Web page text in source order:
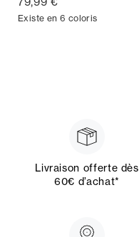
Existe en 6 coloris
Livraison offerte dès
60€ d’achat*